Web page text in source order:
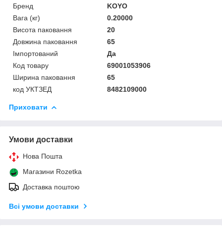
Бренд
KOYO
Вага (кг)
0.20000
Висота паковання
20
Довжина паковання
65
Імпортований
Да
Код товару
69001053906
Ширина паковання
65
код УКТЗЕД
8482109000
Приховати
Умови доставки
Нова Пошта
Магазини Rozetka
Доставка поштою
Всі умови доставки